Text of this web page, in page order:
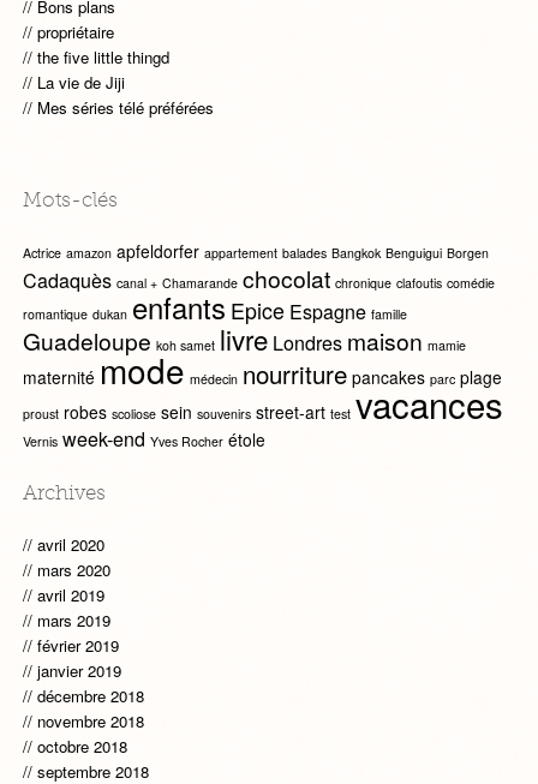
Bons plans
propriétaire
the five little thingd
La vie de Jiji
Mes séries télé préférées
Mots-clés
Actrice amazon apfeldorfer appartement balades Bangkok Benguigui Borgen
Cadaquès canal + Chamarande chocolat chronique clafoutis comédie
romantique dukan enfants Epice Espagne famille
Guadeloupe koh samet livre Londres maison mamie
maternité mode médecin nourriture pancakes parc plage
proust robes scoliose sein souvenirs street-art test vacances
Vernis week-end Yves Rocher étole
Archives
avril 2020
mars 2020
avril 2019
mars 2019
février 2019
janvier 2019
décembre 2018
novembre 2018
octobre 2018
septembre 2018